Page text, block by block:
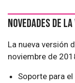
Novedades de
La nueva versión
noviembre de
Soporte para